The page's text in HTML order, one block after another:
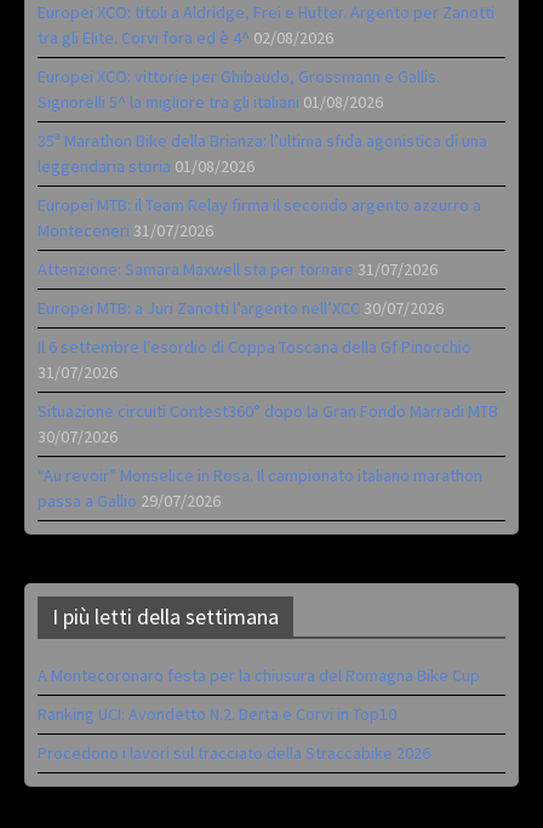
Europei XCO: titoli a Aldridge, Frei e Hutter. Argento per Zanotti
tra gli Elite. Corvi fora ed è 4^ 02/08/2026
Europei XCO: vittorie per Ghibaudo, Grossmann e Gallis.
Signorelli 5^ la migliore tra gli italiani 01/08/2026
35ª Marathon Bike della Brianza: l’ultima sfida agonistica di una
leggendaria storia 01/08/2026
Europei MTB: il Team Relay firma il secondo argento azzurro a
Monteceneri 31/07/2026
Attenzione: Samara Maxwell sta per tornare 31/07/2026
Europei MTB: a Juri Zanotti l’argento nell’XCC 30/07/2026
Il 6 settembre l’esordio di Coppa Toscana della Gf Pinocchio
31/07/2026
Situazione circuiti Contest360° dopo la Gran Fondo Marradi MTB
30/07/2026
“Au revoir” Monselice in Rosa. Il campionato italiano marathon
passa a Gallio 29/07/2026
I più letti della settimana
A Montecoronaro festa per la chiusura del Romagna Bike Cup
Ranking UCI: Avondetto N.2. Berta e Corvi in Top10
Procedono i lavori sul tracciato della Straccabike 2026